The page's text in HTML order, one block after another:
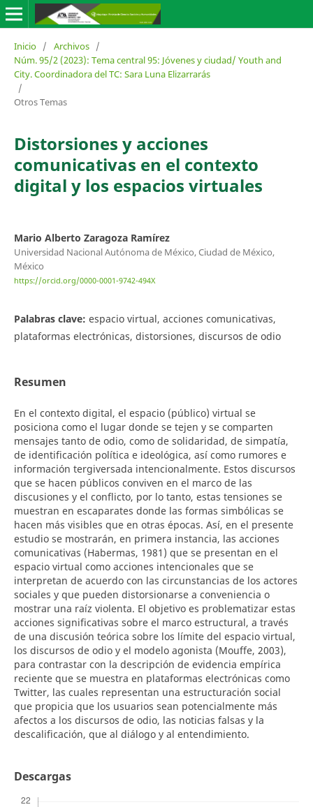
Inicio / Archivos /
Núm. 95/2 (2023): Tema central 95: Jóvenes y ciudad/ Youth and
City. Coordinadora del TC: Sara Luna Elizarrarás
/
Otros Temas
Distorsiones y acciones
comunicativas en el contexto
digital y los espacios virtuales
Mario Alberto Zaragoza Ramírez
Universidad Nacional Autónoma de México, Ciudad de México,
México
https://orcid.org/0000-0001-9742-494X
Palabras clave: espacio virtual, acciones comunicativas,
plataformas electrónicas, distorsiones, discursos de odio
Resumen
En el contexto digital, el espacio (público) virtual se
posiciona como el lugar donde se tejen y se comparten
mensajes tanto de odio, como de solidaridad, de simpatía,
de identificación política e ideológica, así como rumores e
información tergiversada intencionalmente. Estos discursos
que se hacen públicos conviven en el marco de las
discusiones y el conflicto, por lo tanto, estas tensiones se
muestran en escaparates donde las formas simbólicas se
hacen más visibles que en otras épocas. Así, en el presente
estudio se mostrarán, en primera instancia, las acciones
comunicativas (Habermas, 1981) que se presentan en el
espacio virtual como acciones intencionales que se
interpretan de acuerdo con las circunstancias de los actores
sociales y que pueden distorsionarse a conveniencia o
mostrar una raíz violenta. El objetivo es problematizar estas
acciones significativas sobre el marco estructural, a través
de una discusión teórica sobre los límite del espacio virtual,
los discursos de odio y el modelo agonista (Mouffe, 2003),
para contrastar con la descripción de evidencia empírica
reciente que se muestra en plataformas electrónicas como
Twitter, las cuales representan una estructuración social
que propicia que los usuarios sean potencialmente más
afectos a los discursos de odio, las noticias falsas y la
descalificación, que al diálogo y al entendimiento.
Descargas